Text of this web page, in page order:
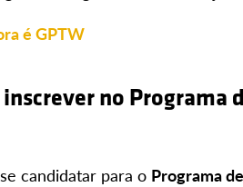
é GPTW
no Programa
candidatar para o Programa